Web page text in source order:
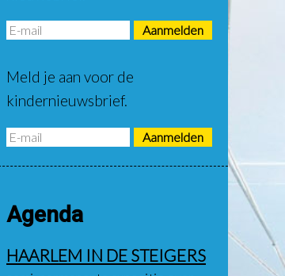
Meld je aan voor de
kindernieuwsbrief.
Agenda
HAARLEM IN DE STEIGERS